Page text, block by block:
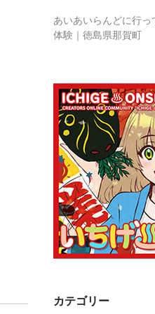
あいあいらんどに行
体験｜徳島県那賀町
カテゴリー